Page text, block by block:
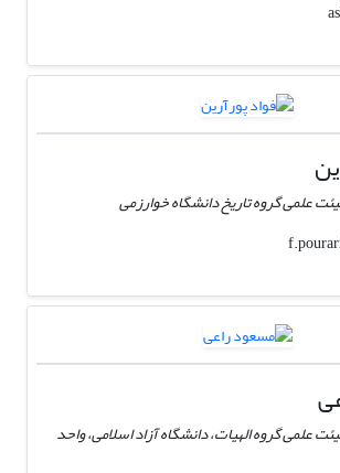
علمی گروه تاریخ دانشگاه خوارزمی
علمی گروه الهیات، دانشگاه آزاد اسلامی، واحد